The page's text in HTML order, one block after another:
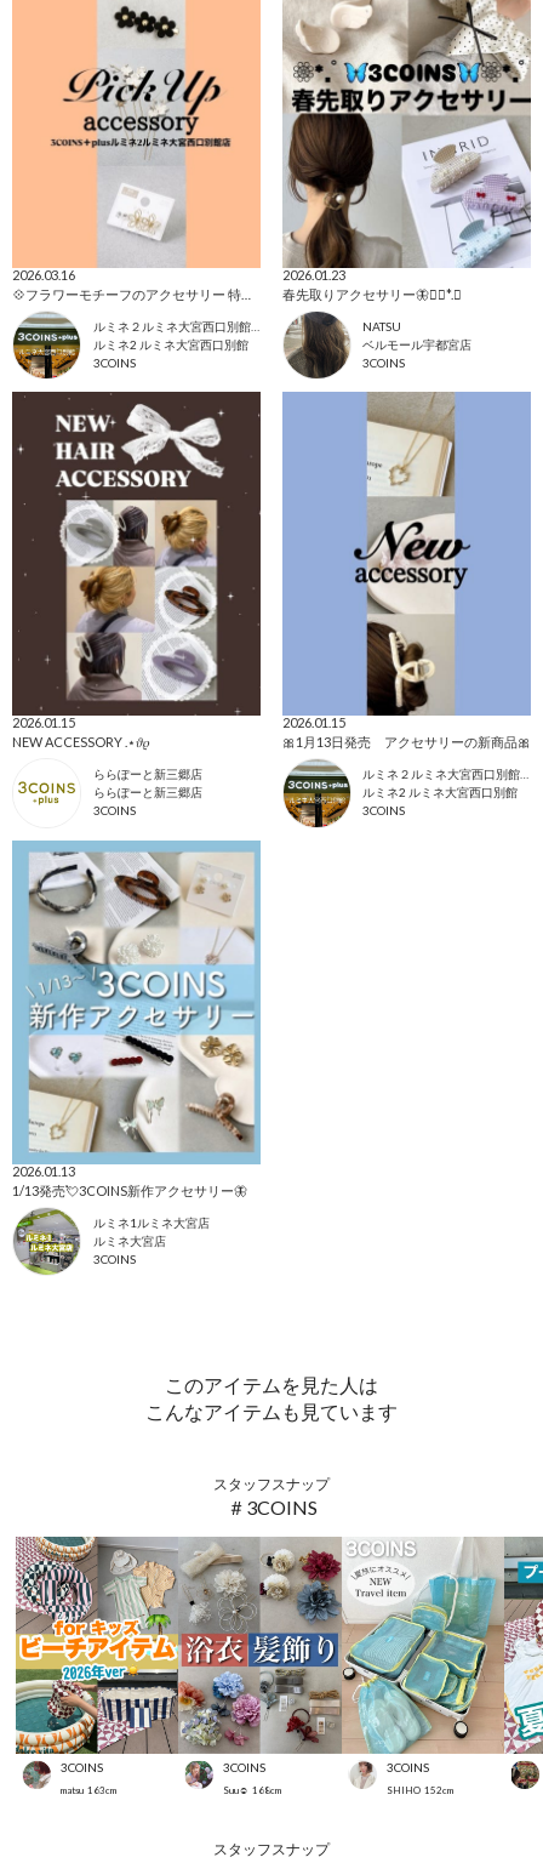
2026.03.16
ルミネ２ルミネ大宮西口別館店
ルミネ2 ルミネ大宮西口別館
3COINS
2026.01.23
春先取りアクセサリー🦋︎❁⃘*.ﾟ
NATSU
ベルモール宇都宮店
3COINS
2026.01.15
NEW ACCESSORY .⋆𝜗𝜚
ららぽーと新三郷店
ららぽーと新三郷店
3COINS
2026.01.15
🎀1月13日発売 アクセサリーの新商品🎀
ルミネ２ルミネ大宮西口別館店
ルミネ2 ルミネ大宮西口別館
3COINS
2026.01.13
1/13発売💘3COINS新作アクセサリー🦋
ルミネ1ルミネ大宮店
ルミネ大宮店
3COINS
このアイテムを見た人は
こんなアイテムも見ています
スタッフスナップ
＃3COINS
3COINS
matsu 163cm
3COINS
Suu☺︎ 168cm
3COINS
SHIHO 152cm
スタッフスナップ